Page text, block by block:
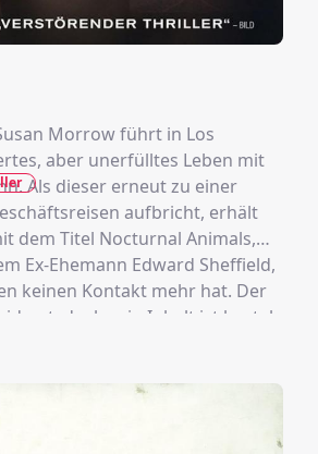
Morrow führt in Los
aber unerfülltes Leben mit
Als dieser erneut zu einer
aufbricht, erhält
dem Titel Nocturnal Animals,
Ex-Ehemann Edward Sheffield,
keinen Kontakt mehr hat. Der
doch sein Inhalt ist brutal
dort eines Nachts von der